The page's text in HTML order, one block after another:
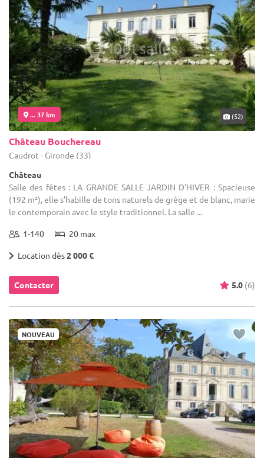
... 37 km (52)
Château Bouchereau
Caudrot - Gironde (33)
Château
Salle des fêtes : LA GRANDE SALLE JARDIN D'HIVER : Spacieuse
(192 m²), elle s’habille de tons naturels de grège et de blanc, marie
le contemporain avec le style traditionnel. La salle ...
1-140 20 max
Location dès2 000 €
Contacter 5.0 (6)
NOUVEAU